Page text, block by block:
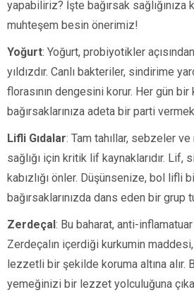
yapabiliriz? İşte bağırsak sağlığınıza
muhteşem besin önerimiz!
Yoğurt: Yoğurt, probiyotikler
yıldızdır. Canlı bakteriler, sindirime
florasının dengesini korur. Her gün
bağırsaklarınıza adeta bir parti
Lifli Gıdalar: Tam tahıllar, sebzeler
sağlığı için kritik lif kaynaklarıdır. Lif,
kabızlığı önler. Düşünsenize, bol lifli
bağırsaklarınızda dans eden bir grup
Zerdeçal: Bu baharat, anti-
Zerdeçalın içerdiği kurkumin
lezzetli bir şekilde koruma altına alır.
yemeğinizi bir lezzet yolculuğuna